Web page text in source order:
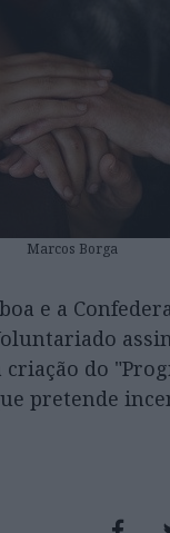
Marcos Borga
e a
do
pretende